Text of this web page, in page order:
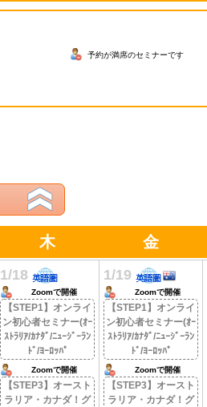
予約が満席のセミナーです
木 金
1/18
Zoomで開催
【STEP1】オンライ
ン初心者セミナー(ｵｰ
ｽﾄﾗﾘｱ/ｶﾅﾀﾞ/ﾆｭｰｼﾞｰﾗﾝ
ﾄﾞ/ﾖｰﾛｯﾊﾟ
Zoomで開催
【STEP3】オースト
ラリア・カナダ！グ
1/19
Zoomで開催
【STEP1】オンライ
ン初心者セミナー(ｵｰ
ｽﾄﾗﾘｱ/ｶﾅﾀﾞ/ﾆｭｰｼﾞｰﾗﾝ
ﾄﾞ/ﾖｰﾛｯﾊﾟ
Zoomで開催
【STEP3】オースト
ラリア・カナダ！グ